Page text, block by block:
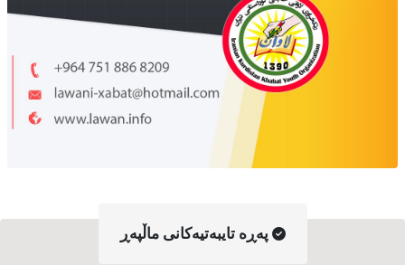
په‌ڕه‌ تایبه‌تیه‌کانی ماڵپه‌ڕ